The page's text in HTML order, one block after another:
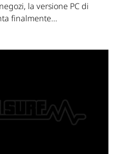
la versione PC di
finalmente...